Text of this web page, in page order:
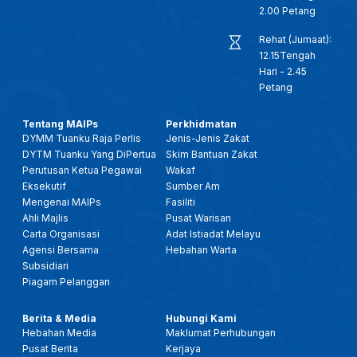
25 JAN 2026- BTH- BAHASA MELAYU DI PERINGKAT SERANTAU, PERLU DIMARTABAT SEBAGAI BAHASA ILMU & DAKWAH
25 JANUARI 2026 - KANTA 744 PAGI
2.00 Petang
Rehat (Jumaat):
12.15Tengah
Hari - 2.45
Petang
Tentang MAIPs
DYMM Tuanku Raja Perlis
DYTM Tuanku Yang DiPertua
Perutusan Ketua Pegawai
Eksekutif
Mengenai MAIPs
Ahli Majlis
Carta Organisasi
Agensi Bersama
Subsidiari
Piagam Pelanggan
Perkhidmatan
Jenis-Jenis Zakat
Skim Bantuan Zakat
Wakaf
Sumber Am
Fasiliti
Pusat Warisan
Adat Istiadat Melayu
Hebahan Warta
Berita & Media
Hebahan Media
Pusat Berita
Hubungi Kami
Maklumat Perhubungan
Kerjaya